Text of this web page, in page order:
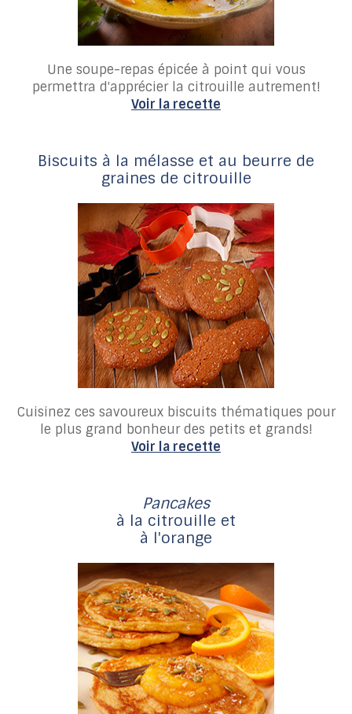
Une soupe-repas épicée à point qui vous
permettra d'apprécier la citrouille autrement!
Voir la recette
Biscuits à la mélasse et au beurre de
graines de citrouille
Cuisinez ces savoureux biscuits thématiques pour
le plus grand bonheur des petits et grands!
Voir la recette
Pancakes
à la citrouille et
à l'orange